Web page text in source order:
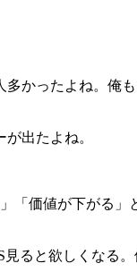
かったよね。俺
出たよね。
「価値が下がる」
ると欲しくなる